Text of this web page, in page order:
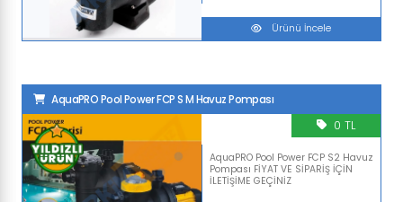
Ürünü İncele
AquaPRO Pool Power FCP S M Havuz Pompası
AquaPRO Pool Power FCP S2 Havuz
Pompası FİYAT VE SİPARİŞ İÇİN
İLETİŞİME GEÇİNİZ
0 TL